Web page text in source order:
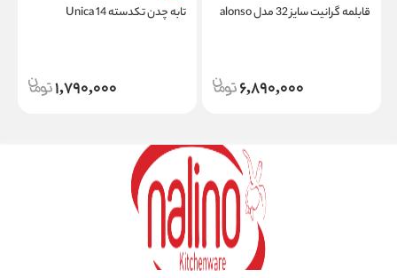
قابلمه گرانیت سایز 32 مدل alonso
6,890,000
تابه چدن تکدسته Unica 14
1,790,000